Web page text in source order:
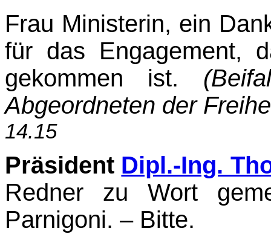
Frau Ministerin, ein
für das Engagement,
gekommen ist.
Abgeordneten der
14.15
Präsident Dipl.-Ing.
Redner zu Wort
Parnigoni. – Bitte.